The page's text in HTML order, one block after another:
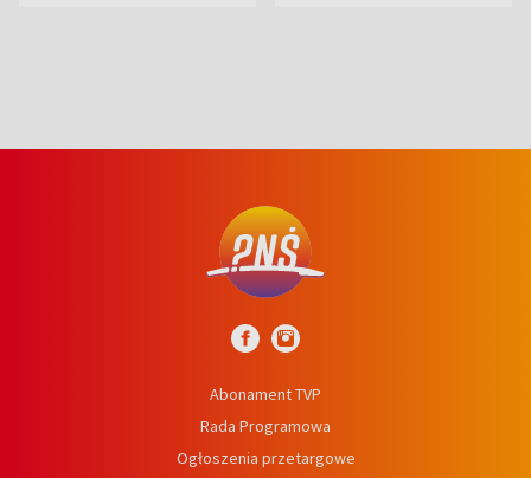
Abonament TVP
Rada Programowa
Ogłoszenia przetargowe